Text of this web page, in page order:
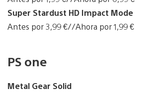
Super Stardust HD Impact Mode
Antes por 3,99 €//Ahora por 1,99 €
PS one
Metal Gear Solid